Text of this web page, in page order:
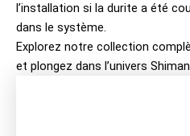
l’installation si la durite a été
dans le système.
Explorez notre collection
et plongez dans l’univers